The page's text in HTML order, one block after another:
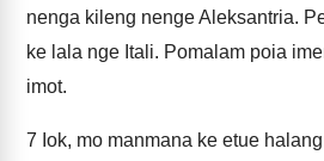
nenga kileng nenge Aleksantria.
ke lala nge Itali. Pomalam poia
imot.
7 Iok, mo manmana ke etue